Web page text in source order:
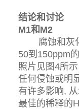
结论和讨论
M1和M2
腐蚀和灰化
50到150ppm
照片见图4所
任何侵蚀或明
有许多影响,
最佳的稀释的